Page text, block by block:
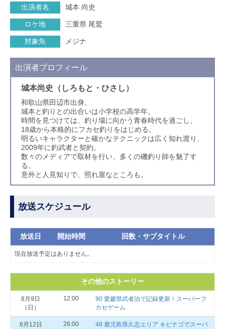
出演者名 城本 尚史
ロケ地 三重県 尾鷲
対象魚 メジナ
出演者プロフィール
城本尚史（しろもと・ひさし）
和歌山県田辺市出身。
城本と釣りとの出合いは小学校の高学年。
時間を見つけては、釣り場に向かう青春時代を過ごし、
18歳から本格的にフカセ釣りをはじめる。
明るいキャラクターと確かなテクニックは広く知れ渡り、
2009年に釣武者と契約。
数々のメディアで取材を行い、多くの磯釣り師を魅了す
る。
意外と人見知りで、照れ屋なところも。
放送スケジュール
放送日 開始時間 回数・サブタイトル
現在放送予定はありません。
その他のストーリー
8月9日
（日）
12:00
90 愛媛県武者泊で記録更新！スーパーフ
カセゲーム
8月12日
26:00
48 鹿児島県久志エリア キビナゴでスーパ